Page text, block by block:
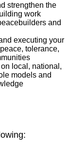
strengthen the
work
and
executing your
tolerance,
local, national,
models and